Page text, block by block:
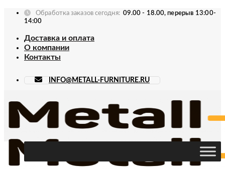
Skip
Обработка заказов сегодня: 09.00 - 18.00, перерыв 13:00-
14:00
Доставка и оплата
О компании
Контакты
INFO@METALL-FURNITURE.RU